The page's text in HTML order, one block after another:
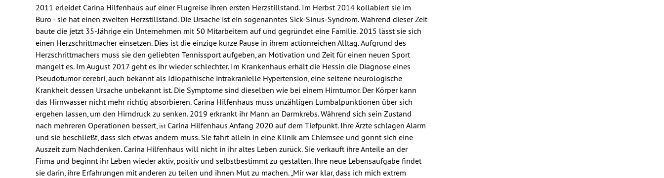
2011 erleidet Carina Hilfenhaus auf einer Flugreise ihren ersten Herzstillstand. Im Herbst 2014 kollabiert sie im
Büro - sie hat einen zweiten Herzstillstand. Die Ursache ist ein sogenanntes Sick-Sinus-Syndrom. Während dieser Zeit
baute die jetzt 35-Jährige ein Unternehmen mit 50 Mitarbeitern auf und gegründet eine Familie. 2015 lässt sie sich
einen Herzschrittmacher einsetzen. Dies ist die einzige kurze Pause in ihrem actionreichen Alltag.Aufgrund des
Herzschrittmachers muss sie den geliebten Tennissport aufgeben, an Motivation und Zeit für einen neuen Sport
mangelt es. Im August 2017 geht es ihr wieder schlechter. Im Krankenhaus erhält die Hessin die Diagnose eines
Pseudotumor cerebri, auch bekannt als Idiopathische intrakranielle Hypertension, eine seltene neurologische
Krankheit dessen Ursache unbekannt ist. Die Symptome sind dieselben wie bei einem Hirntumor. Der Körper kann
das Hirnwasser nicht mehr richtig absorbieren. Carina Hilfenhaus muss unzähligen Lumbalpunktionen über sich
ergehen lassen, um den Hirndruck zu senken. 2019 erkrankt ihr Mann an Darmkrebs.Während sich sein Zustand
nach mehreren Operationen bessert, ist Carina Hilfenhaus Anfang 2020 auf dem Tiefpunkt. Ihre Ärzte schlagen Alarm
und sie beschließt, dass sich etwas ändern muss. Sie fährt allein in eine Klinik am Chiemsee und gönnt sich eine
Auszeit zum Nachdenken. Carina Hilfenhaus will nicht in ihr altes Leben zurück. Sie verkauft ihre Anteile an der
Firma und beginnt ihr Leben wieder aktiv, positiv und selbstbestimmt zu gestalten. Ihre neue Lebensaufgabe findet
sie darin, ihre Erfahrungen mit anderen zu teilen und ihnen Mut zu machen.„Mir war klar, dass ich mich extrem